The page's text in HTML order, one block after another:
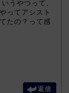
うやつって、
ってアシスト
たの？って感
返信